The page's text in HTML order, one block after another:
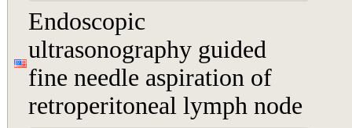
Endoscopic
ultrasonography guided
fine needle aspiration of
retroperitoneal lymph node